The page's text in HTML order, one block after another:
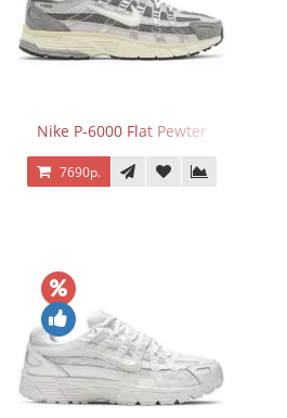
Nike P-6000 Flat Pewter
7690р.